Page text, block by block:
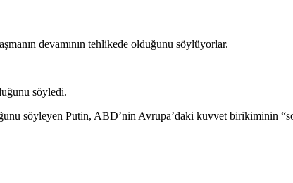
devamının tehlikede olduğunu söylüyorlar.
söyledi.
söyleyen Putin, ABD’nin Avrupa’daki kuvvet birikiminin